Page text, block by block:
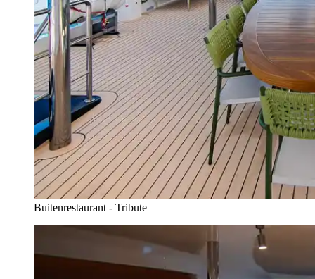
Buitenrestaurant - Tribute